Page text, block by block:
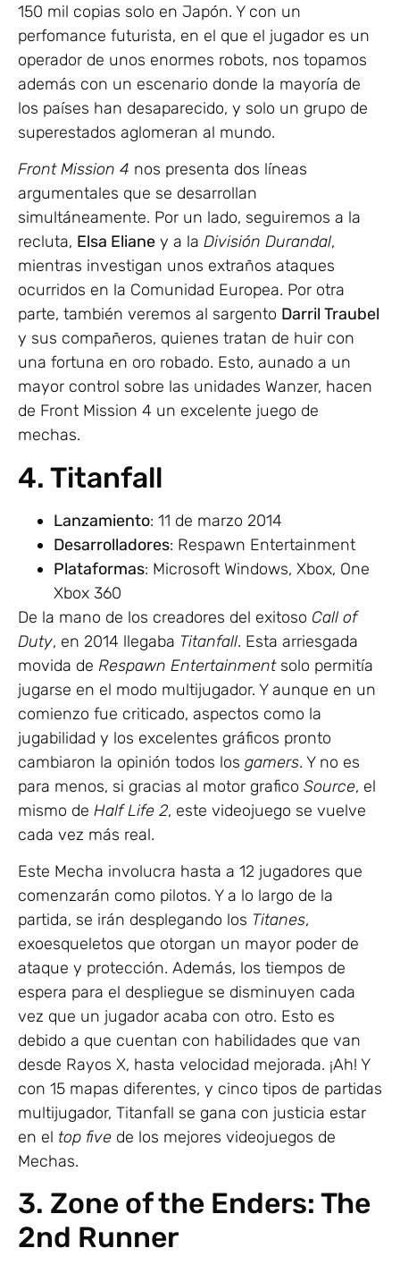
150 mil copias solo en Japón. Y con un
perfomance futurista, en el que el jugador es un
operador de unos enormes robots, nos topamos
además con un escenario donde la mayoría de
los países han desaparecido, y solo un grupo de
superestados aglomeran al mundo.
Front Mission 4 nos presenta dos líneas
argumentales que se desarrollan
simultáneamente. Por un lado, seguiremos a la
recluta, Elsa Eliane y a la División Durandal,
mientras investigan unos extraños ataques
ocurridos en la Comunidad Europea. Por otra
parte, también veremos al sargento Darril Traubel
y sus compañeros, quienes tratan de huir con
una fortuna en oro robado. Esto, aunado a un
mayor control sobre las unidades Wanzer, hacen
de Front Mission 4 un excelente juego de
mechas.
4. Titanfall
Lanzamiento: 11 de marzo 2014
Desarrolladores: Respawn Entertainment
Plataformas: Microsoft Windows, Xbox, One
Xbox 360
De la mano de los creadores del exitoso Call of
Duty, en 2014 llegaba Titanfall. Esta arriesgada
movida de Respawn Entertainmentsolo permitía
jugarse en el modo multijugador. Y aunque en un
comienzo fue criticado, aspectos como la
jugabilidad y los excelentes gráficos pronto
cambiaron la opinión todos los gamers. Y no es
para menos, si gracias al motor grafico Source, el
mismo de Half Life 2, este videojuego se vuelve
cada vez más real.
Este Mecha involucra hasta a 12 jugadores que
comenzarán como pilotos. Y a lo largo de la
partida, se irán desplegando los Titanes,
exoesqueletos que otorgan un mayor poder de
ataque y protección. Además, los tiempos de
espera para el despliegue se disminuyen cada
vez que un jugador acaba con otro. Esto es
debido a que cuentan con habilidades que van
desde Rayos X, hasta velocidad mejorada. ¡Ah! Y
con 15 mapas diferentes, y cinco tipos de partidas
multijugador, Titanfall se gana con justicia estar
en el top five de los mejores videojuegos de
Mechas.
3. Zone of the Enders: The
2nd Runner